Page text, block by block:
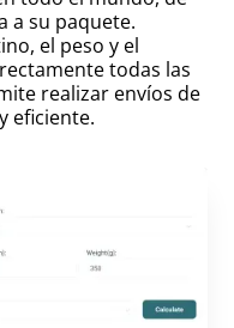
a su paquete.
el peso y el
todas las
realizar envíos de
eficiente.